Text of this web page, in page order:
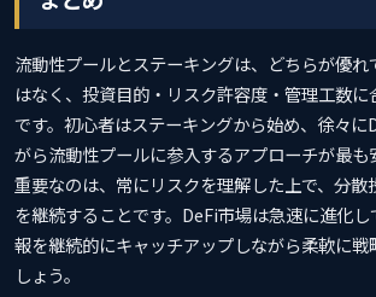
流動性プールとステーキングは、どちらが優れ
はなく、投資目的・リスク許容度・管理工数
です。初心者はステーキングから始め、徐々に
がら流動性プールに参入するアプローチが最も
重要なのは、常にリスクを理解した上で、分散
を継続することです。DeFi市場は急速に進化
報を継続的にキャッチアップしながら柔軟に戦
しょう。